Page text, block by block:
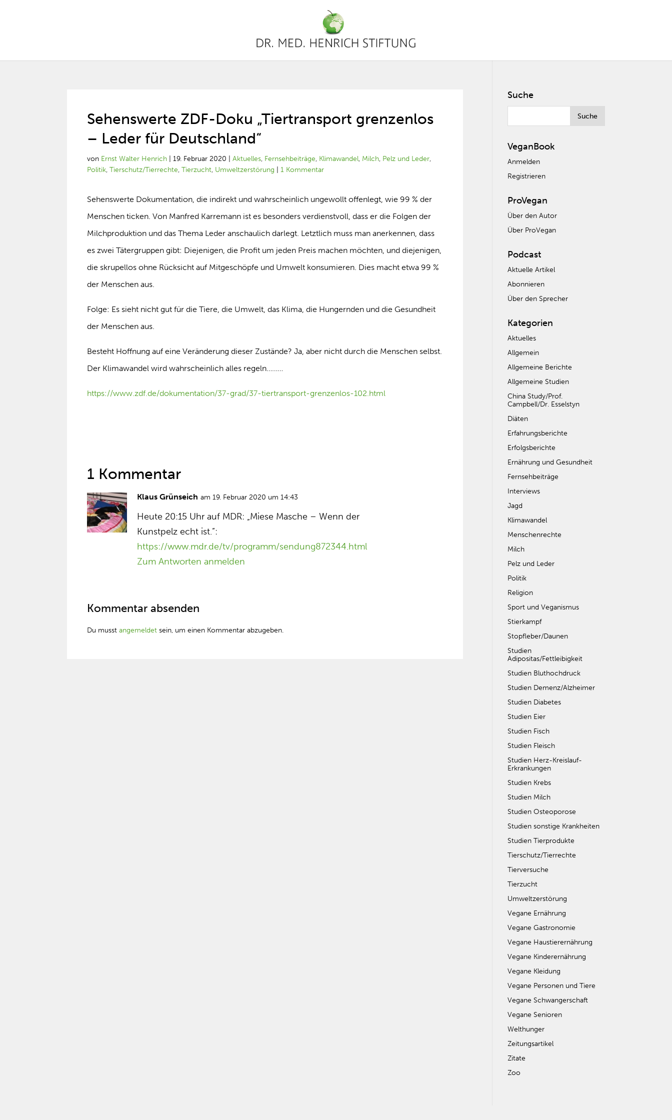
Sehenswerte ZDF-Doku „Tiertransport grenzenlos
– Leder für Deutschland“
von Ernst Walter Henrich |19. Februar 2020 |Aktuelles, Fernsehbeiträge, Klimawandel, Milch, Pelz und Leder,
Politik,Tierschutz/Tierrechte,Tierzucht, Umweltzerstörung |1 Kommentar
Sehenswerte Dokumentation, die indirekt und wahrscheinlich ungewollt offenlegt, wie 99 % der
Menschen ticken. Von Manfred Karremann ist es besonders verdienstvoll, dass er die Folgen der
Milchproduktion und das Thema Leder anschaulich darlegt. Letztlich muss man anerkennen, dass
es zwei Tätergruppen gibt: Diejenigen, die Profit um jeden Preis machen möchten, und diejenigen,
die skrupellos ohne Rücksicht auf Mitgeschöpfe und Umwelt konsumieren. Dies macht etwa 99 %
der Menschen aus.
Folge: Es sieht nicht gut für die Tiere, die Umwelt, das Klima, die Hungernden und die Gesundheit
der Menschen aus.
Besteht Hoffnung auf eine Veränderung dieser Zustände? Ja, aber nicht durch die Menschen selbst.
Der Klimawandel wird wahrscheinlich alles regeln………
https://www.zdf.de/dokumentation/37-grad/37-tiertransport-grenzenlos-102.html
1 Kommentar
Klaus Grünseich am 19. Februar 2020 um 14:43
Heute 20:15 Uhr auf MDR: „Miese Masche – Wenn der
Kunstpelz echt ist.”:
https://www.mdr.de/tv/programm/sendung872344.html
Zum Antworten anmelden
Kommentar absenden
Du musstangemeldet sein, um einen Kommentar abzugeben.
Suche
VeganBook
Anmelden
Registrieren
ProVegan
Über den Autor
Über ProVegan
Podcast
Aktuelle Artikel
Abonnieren
Über den Sprecher
Kategorien
Aktuelles
Allgemein
Allgemeine Berichte
Allgemeine Studien
China Study/Prof.
Campbell/Dr. Esselstyn
Diäten
Erfahrungsberichte
Erfolgsberichte
Ernährung und Gesundheit
Fernsehbeiträge
Interviews
Jagd
Klimawandel
Menschenrechte
Milch
Pelz und Leder
Politik
Religion
Sport und Veganismus
Stierkampf
Stopfleber/Daunen
Studien
Adipositas/Fettleibigkeit
Studien Bluthochdruck
Studien Demenz/Alzheimer
Studien Diabetes
Studien Eier
Studien Fisch
Studien Fleisch
Studien Herz-Kreislauf-
Erkrankungen
Studien Krebs
Studien Milch
Studien Osteoporose
Studien sonstige Krankheiten
Studien Tierprodukte
Tierschutz/Tierrechte
Tierversuche
Tierzucht
Umweltzerstörung
Vegane Ernährung
Vegane Gastronomie
Vegane Haustierernährung
Vegane Kinderernährung
Vegane Kleidung
Vegane Personen und Tiere
Vegane Schwangerschaft
Vegane Senioren
Welthunger
Zeitungsartikel
Zitate
Zoo